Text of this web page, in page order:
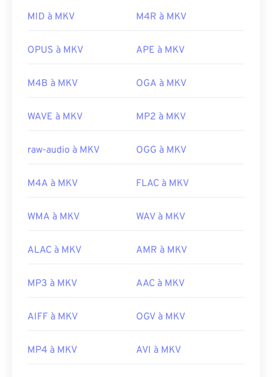
proposent, comme
AutoGK.
Sortie initiale :
Liens utiles:
https://www.xvid.com/
taille importante. Par conséquent, pour ouvrir un
télécharger les codecs appropriés, compatibles
Pack (CCCP)
depuis un site de confiance, tel que
Sortie initiale :2002
https://en.wikipedia.org/wiki/Matroska
MID à MKV M4R à MKV
OPUS à MKV APE à MKV
M4B à MKV OGA à MKV
WAVE à MKV MP2 à MKV
raw-audio à MKV OGG à MKV
M4A à MKV FLAC à MKV
WMA à MKV WAV à MKV
ALAC à MKV AMR à MKV
MP3 à MKV AAC à MKV
AIFF à MKV OGV à MKV
MP4 à MKV AVI à MKV